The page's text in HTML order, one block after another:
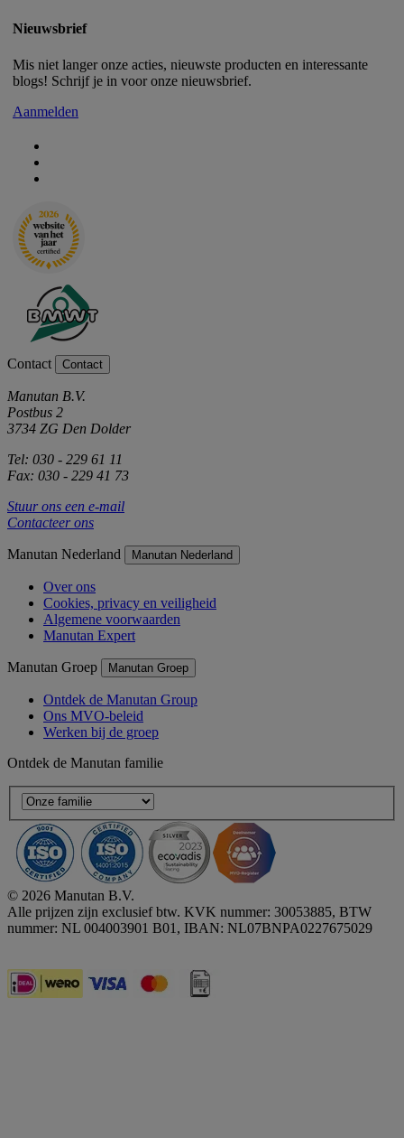
Nieuwsbrief
Mis niet langer onze acties, nieuwste producten en interessante
blogs! Schrijf je in voor onze nieuwsbrief.
Aanmelden
Contact Contact
Manutan B.V.
Postbus 2
3734 ZG Den Dolder
Tel: 030 - 229 61 11
Fax: 030 - 229 41 73
Stuur ons een e-mail
Contacteer ons
Manutan Nederland Manutan Nederland
Over ons
Cookies, privacy en veiligheid
Algemene voorwaarden
Manutan Expert
Manutan Groep Manutan Groep
Ontdek de Manutan Group
Ons MVO-beleid
Werken bij de groep
Ontdek de Manutan familie
© 2026 Manutan B.V.
Alle prijzen zijn exclusief btw. KVK nummer: 30053885, BTW
nummer: NL 004003901 B01, IBAN: NL07BNPA0227675029